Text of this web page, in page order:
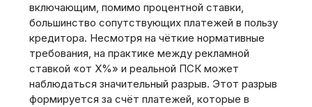
включающим, помимо процентной ставки,
большинство сопутствующих платежей в пользу
кредитора. Несмотря на чёткие нормативные
требования, на практике между рекламной
ставкой «от X%» и реальной ПСК может
наблюдаться значительный разрыв. Этот разрыв
формируется за счёт платежей, которые в